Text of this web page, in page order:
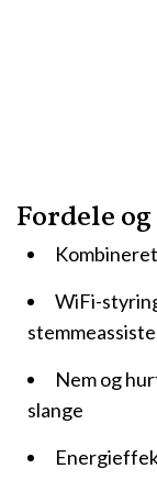
Fordele
WiFi-
Nem og
slange